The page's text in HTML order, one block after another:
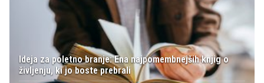
Ideja za poletno branje: Ena najpomembnejših knjig o
življenju, ki jo boste prebrali